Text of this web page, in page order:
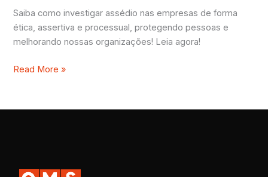
Saiba como investigar assédio nas empresas de forma
ética, assertiva e processual, protegendo pessoas e
melhorando nossas organizações! Leia agora!
Read More »